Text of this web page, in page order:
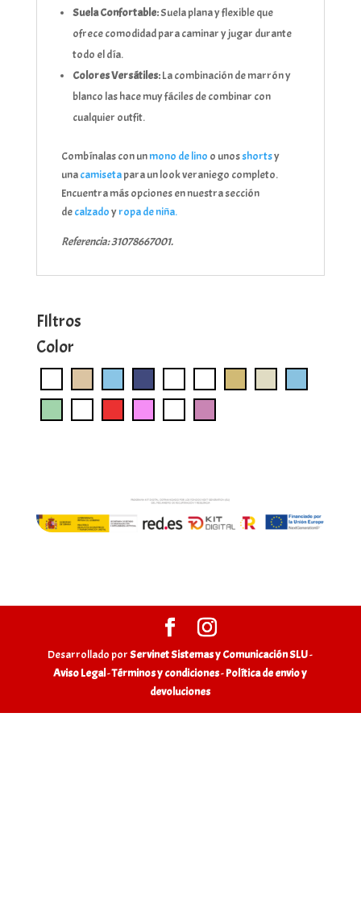
Suela Confortable:Suela plana y flexible que
ofrece comodidad para caminar y jugar durante
todo el día.
Colores Versátiles:La combinación de marrón y
blanco las hace muy fáciles de combinar con
cualquier outfit.
Combínalas con unmono de lino o unosshortsy
unacamisetapara un look veraniego completo.
Encuentra más opciones en nuestra sección
decalzadoyropa de niña.
Referencia: 31078667001.
FIltros
Color
Desarrollado porServinet Sistemas y Comunicación SLU-
Aviso Legal-Términos y condiciones-Política de envio y
devoluciones